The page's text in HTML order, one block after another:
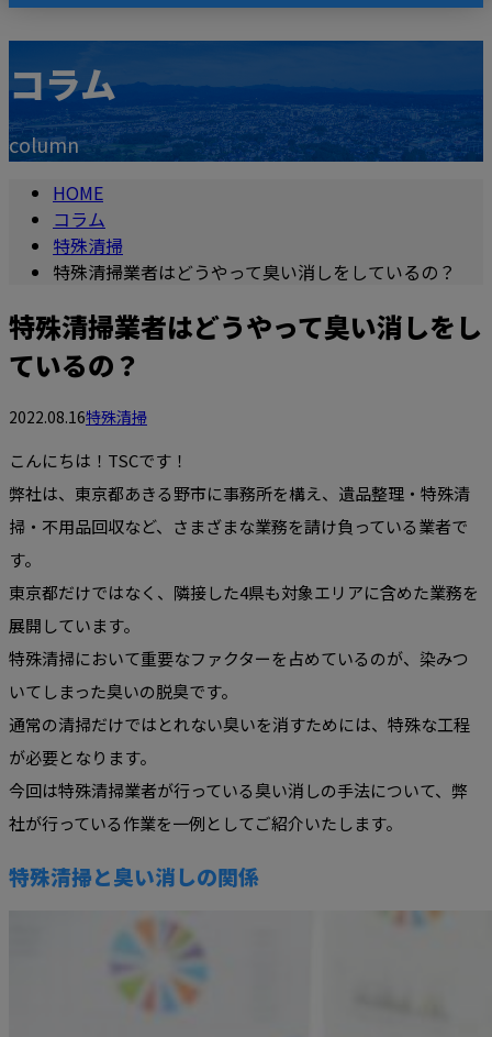
コラム
column
HOME
コラム
特殊清掃
特殊清掃業者はどうやって臭い消しをしているの？
特殊清掃業者はどうやって臭い消しをし
ているの？
2022.08.16特殊清掃
こんにちは！TSCです！
弊社は、東京都あきる野市に事務所を構え、遺品整理・特殊清
掃・不用品回収など、さまざまな業務を請け負っている業者で
す。
東京都だけではなく、隣接した4県も対象エリアに含めた業務を
展開しています。
特殊清掃において重要なファクターを占めているのが、染みつ
いてしまった臭いの脱臭です。
通常の清掃だけではとれない臭いを消すためには、特殊な工程
が必要となります。
今回は特殊清掃業者が行っている臭い消しの手法について、弊
社が行っている作業を一例としてご紹介いたします。
特殊清掃と臭い消しの関係